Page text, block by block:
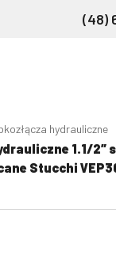
(48)
hydrauliczne
1.1/2″
Stucchi